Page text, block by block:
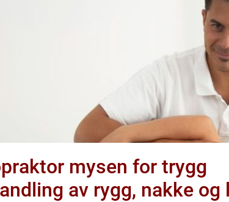
mysen for trygg
av rygg, nakke og